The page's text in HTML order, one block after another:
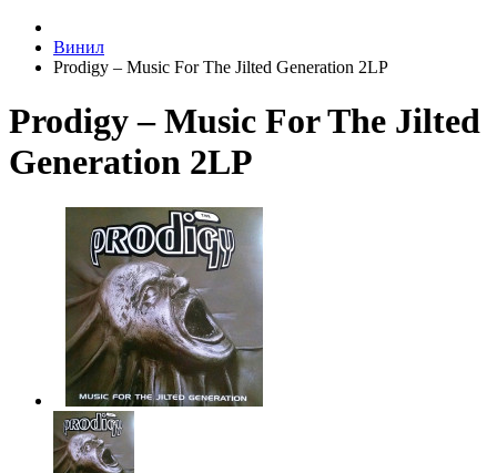
Винил
Prodigy ‎– Music For The Jilted Generation 2LP
Prodigy ‎– Music For The Jilted
Generation 2LP